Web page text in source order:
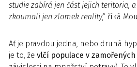
studie zabírá jen část jejich teritoria,
zkoumali jen zlomek reality,“ říká
Ať je pravdou jedna, nebo druhá
je to, že vlčí populace v